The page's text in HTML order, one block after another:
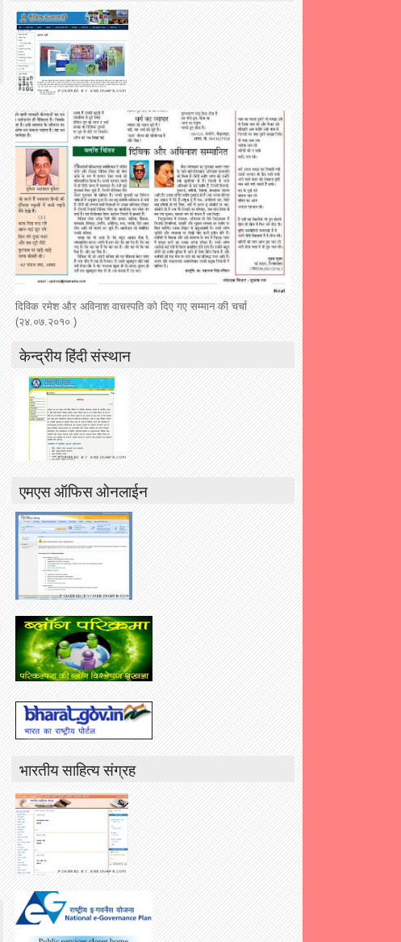
दिविक रमेश और अविनाश वाचस्पति को दिए गए सम्मान की चर्चा
(२४.०७.२०१० )
केन्द्रीय हिंदी संस्थान
एमएस ऑफिस ओनलाईन
भारतीय साहित्य संग्रह